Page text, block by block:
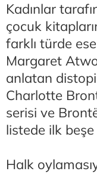
Kadınlar
çocuk
farklı türde
Margaret
anlatan
Charlotte
serisi ve
listede ilk
Halk